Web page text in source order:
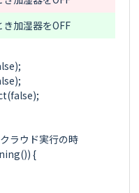
%より大きいとき加湿器をOFF